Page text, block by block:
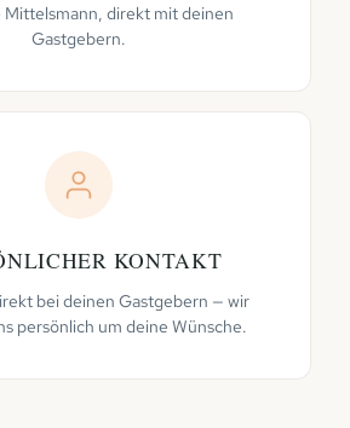
Mittelsmann, direkt mit deinen
Gastgebern.
KONTAKT
bei deinen Gastgebern — wir
persönlich um deine Wünsche.